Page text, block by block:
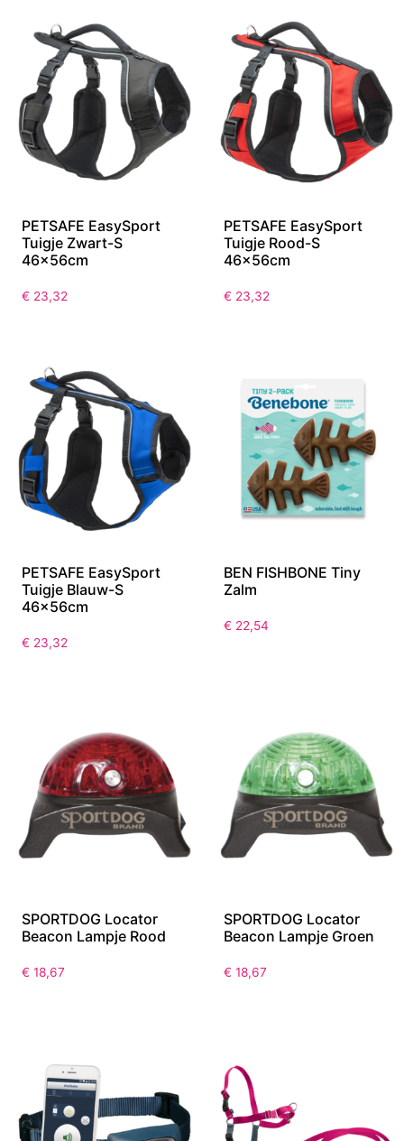
PETSAFE EasySport
Tuigje Zwart-S
46x56cm
€ 23,32
PETSAFE EasySport
Tuigje Rood-S
46x56cm
€ 23,32
PETSAFE EasySport
Tuigje Blauw-S
46x56cm
€ 23,32
BEN FISHBONE Tiny
Zalm
€ 22,54
SPORTDOG Locator
Beacon Lampje Rood
€ 18,67
SPORTDOG Locator
Beacon Lampje Groen
€ 18,67